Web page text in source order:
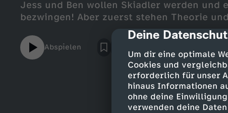
cmp-dialog-
Deine
Um dir eine optimale
Cookies und
erforderlich für unser
hinaus Informationen
ohne deine
verwenden deine
Jess und Ben wollen Skiadler werden und
bezwingen! Aber zuerst stehen Theorie
Abspielen